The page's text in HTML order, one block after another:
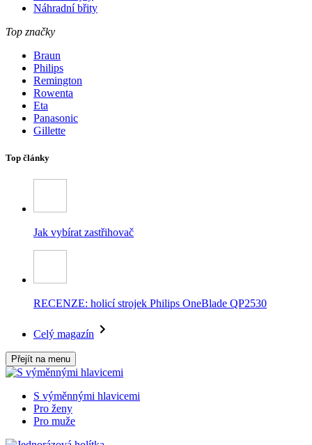
Náhradní břity
Top značky
Braun
Philips
Remington
Rowenta
Eta
Panasonic
Gillette
Top články
Jak vybírat zastřihovač
RECENZE: holicí strojek Philips OneBlade QP2530
Celý magazín
Přejít na menu
S výměnnými hlavicemi
Pro ženy
Pro muže